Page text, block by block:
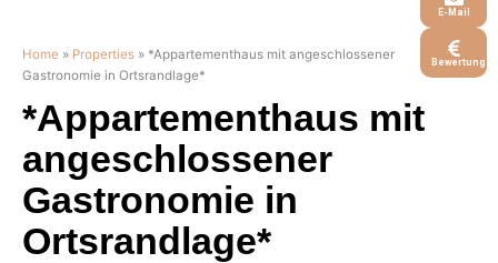
E-Mail
Bewertung
Home » Properties » *Appartementhaus mit angeschlossener
Gastronomie in Ortsrandlage*
*Appartementhaus mit
angeschlossener
Gastronomie in
Ortsrandlage*